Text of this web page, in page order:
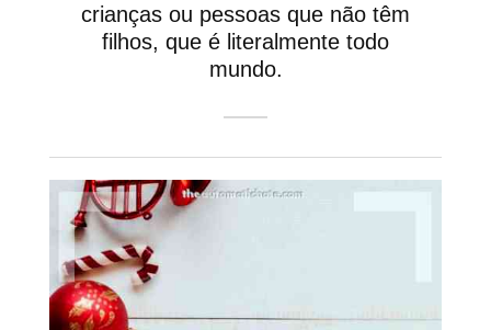
crianças ou pessoas que não têm
filhos, que é literalmente todo
mundo.